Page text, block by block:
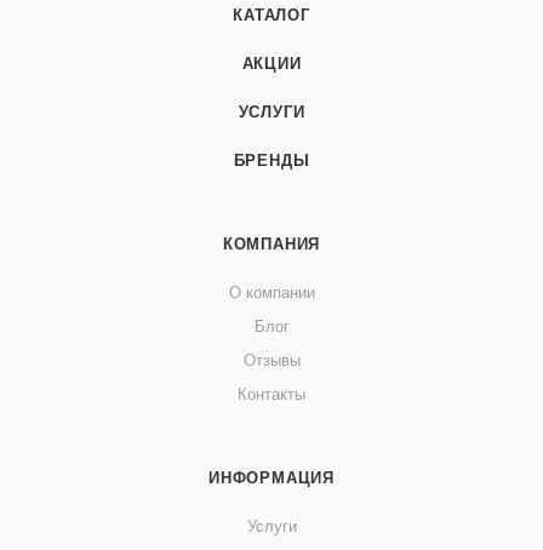
КАТАЛОГ
АКЦИИ
УСЛУГИ
БРЕНДЫ
КОМПАНИЯ
О компании
Блог
Отзывы
Контакты
ИНФОРМАЦИЯ
Услуги